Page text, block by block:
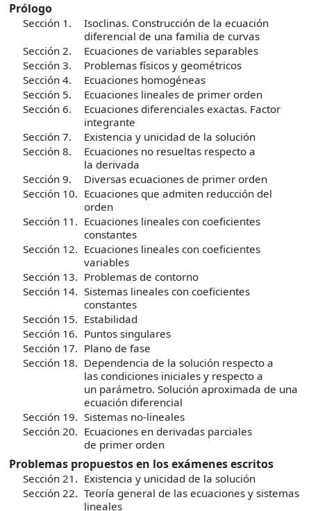
Prólogo
Sección 1.
Isoclinas. Construcción de la ecuación
diferencial de una familia de curvas
Sección 2.
Ecuaciones de variables separables
Sección 3.
Problemas físicos y geométricos
Sección 4.
Ecuaciones homogéneas
Sección 5.
Ecuaciones lineales de primer orden
Sección 6.
Ecuaciones diferenciales exactas. Factor
integrante
Sección 7.
Existencia y unicidad de la solución
Sección 8.
Ecuaciones no resueltas respecto a
la derivada
Sección 9.
Diversas ecuaciones de primer orden
Sección 10. Ecuaciones que admiten reducción del
orden
Sección 11. Ecuaciones lineales con coeficientes
constantes
Sección 12. Ecuaciones lineales con coeficientes
variables
Sección 13. Problemas de contorno
Sección 14. Sistemas lineales con coeficientes
constantes
Sección 15. Estabilidad
Sección 16. Puntos singulares
Sección 17. Plano de fase
Sección 18. Dependencia de la solución respecto a
las condiciones iniciales y respecto a
un parámetro. Solución aproximada de una
ecuación diferencial
Sección 19. Sistemas no-lineales
Sección 20. Ecuaciones en derivadas parciales
de primer orden
Problemas propuestos en los exámenes escritos
Sección 21. Existencia y unicidad de la solución
Sección 22. Teoría general de las ecuaciones y sistemas
lineales